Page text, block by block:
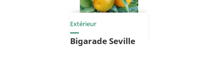
Extérieur
Bigarade Seville